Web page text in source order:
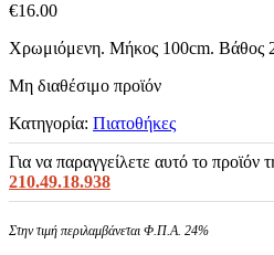
€16.00
Χρωμιόμενη. Μήκος 100cm. Βάθος
Μη διαθέσιμο προϊόν
Κατηγορία: Πιατοθήκες
Για να παραγγείλετε αυτό το
210.49.18.938
Στην τιμή περιλαμβάνεται Φ.Π.Α. 24%